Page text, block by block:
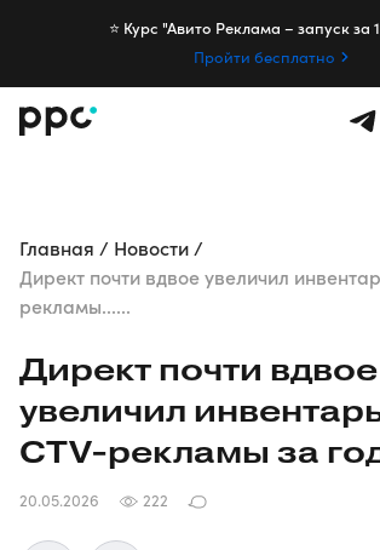
⭐️ Курс "Авито Реклама – запуск за
Пройти бесплатно
Главная
Новости
Директ почти вдвое увеличил
рекламы......
Директ почти вдвое
увеличил
CTV-рекламы за
20.05.2026 222